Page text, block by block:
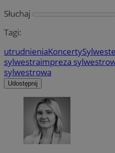
Słuchaj
Tagi:
utrudnieniaKoncerty
sylwestraimpreza
sylwestrowa
Udostępnij